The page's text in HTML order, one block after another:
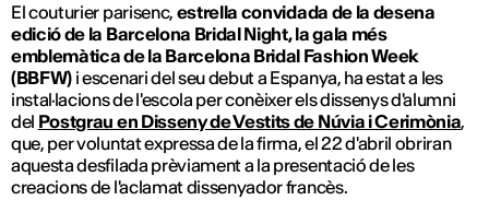
El couturier parisenc, estrella convidada de la desena
edició de la Barcelona Bridal Night, la gala més
emblemàtica de la Barcelona Bridal Fashion Week
(BBFW) i escenari del seu debut a Espanya, ha estat a les
instal·lacions de l'escola per conèixer els dissenys d'alumni
del Postgrau en Disseny de Vestits de Núvia i Cerimònia,
que, per voluntat expressa de la firma, el 22 d'abril obriran
aquesta desfilada prèviament a la presentació de les
creacions de l'aclamat dissenyador francès.